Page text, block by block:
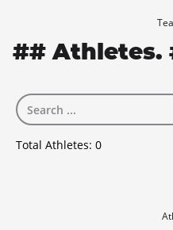
## Athletes.
Total Athletes: 0